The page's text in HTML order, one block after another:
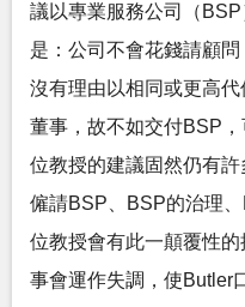
議以專業服務公司（
是：公司不會花錢請顧
沒有理由以相同或更高
董事，故不如交付BSP
位教授的建議固然仍有
僱請BSP、BSP的治理
位教授會有此一顛覆性
事會運作失調，使Butler